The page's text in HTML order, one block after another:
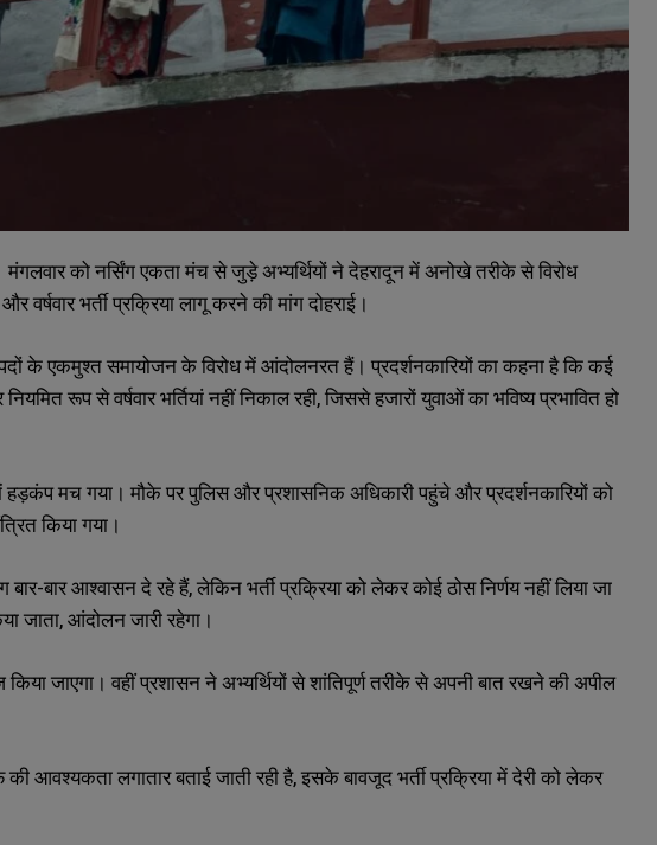
को नर्सिंग एकता मंच से जुड़े अभ्यर्थियों ने देहरादून में अनोखे तरीके से विरोध
भर्ती प्रक्रिया लागू करने की मांग दोहराई।
के एकमुश्त समायोजन के विरोध में आंदोलनरत हैं। प्रदर्शनकारियों का कहना है कि कई
रूप से वर्षवार भर्तियां नहीं निकाल रही, जिससे हजारों युवाओं का भविष्य प्रभावित हो
मच गया। मौके पर पुलिस और प्रशासनिक अधिकारी पहुंचे और प्रदर्शनकारियों को
किया गया।
बार आश्वासन दे रहे हैं, लेकिन भर्ती प्रक्रिया को लेकर कोई ठोस निर्णय नहीं लिया जा
जाता, आंदोलन जारी रहेगा।
जाएगा। वहीं प्रशासन ने अभ्यर्थियों से शांतिपूर्ण तरीके से अपनी बात रखने की अपील
आवश्यकता लगातार बताई जाती रही है, इसके बावजूद भर्ती प्रक्रिया में देरी को लेकर